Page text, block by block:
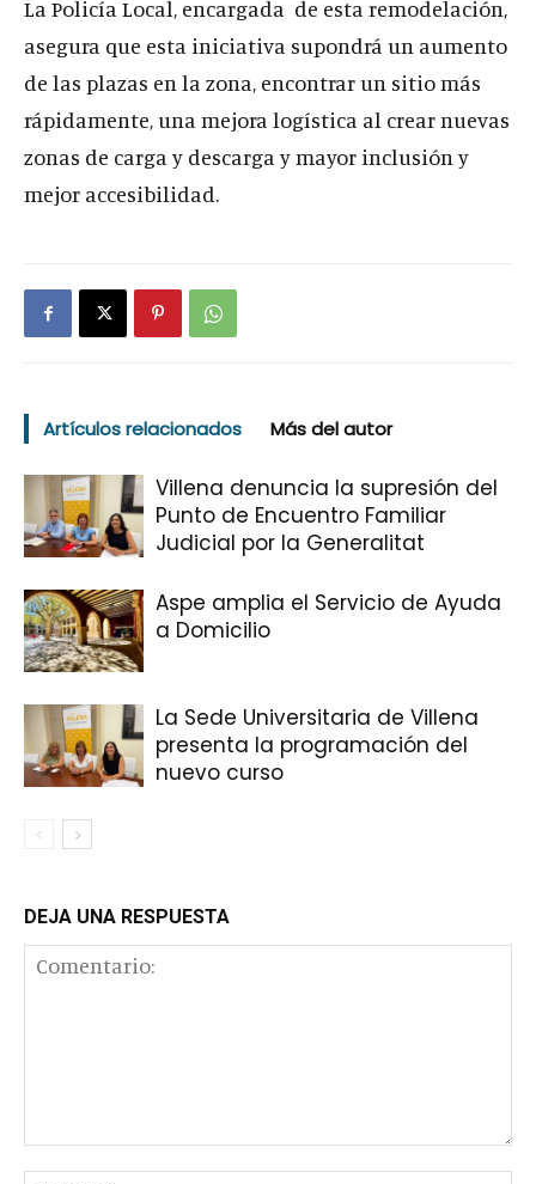
La Policía Local, encargada de esta remodelación,
asegura que esta iniciativa supondrá un aumento
de las plazas en la zona, encontrar un sitio más
rápidamente, una mejora logística al crear nuevas
zonas de carga y descarga y mayor inclusión y
mejor accesibilidad.
Artículos relacionados Más del autor
Villena denuncia la supresión del
Punto de Encuentro Familiar
Judicial por la Generalitat
Aspe amplia el Servicio de Ayuda
a Domicilio
La Sede Universitaria de Villena
presenta la programación del
nuevo curso
DEJA UNA RESPUESTA